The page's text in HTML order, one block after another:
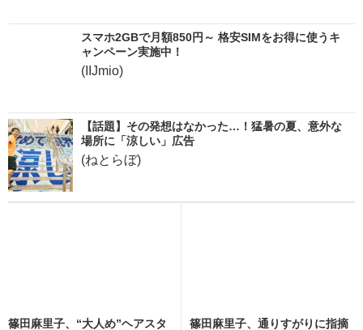
スマホ2GBで月額850円～ 格安SIMをお得に使うキ
ャンペーン実施中！
(IIJmio)
【話題】その発想はなかった…！猛暑の夏、意外な
場所に「涼しい」広告
(ねとらぼ)
篠田麻里子、“大人め”ヘアスタ
篠田麻里子、通りすがりに指摘